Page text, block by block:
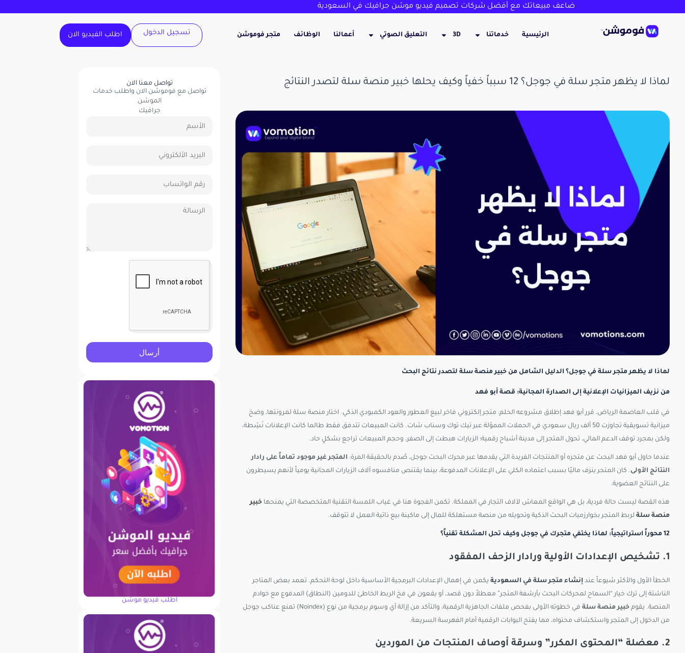
ضاعف مبيعاتك مع أفضل شركات تصميم فيديو موشن جرافيك في السعودية
الرئيسية خدماتنا 3D التعليق الصوتي أعمالنا الوظائف متجر فوموشن تسجيل الدخول اطلب الفيديو الان
لماذا لا يظهر متجر سلة في جوجل؟ 12 سبباً خفياً وكيف يحلها خبير منصة سلة لتصدر النتائج
لماذا لا يظهر متجر سلة في جوجل؟ الدليل الشامل من خبير منصة سلة لتصدر نتائج البحث
من نزيف الميزانيات الإعلانية إلى الصدارة المجانية: قصة أبو فهد
في قلب العاصمة الرياض، قرر أبو فهد إطلاق مشروعه الحلم: متجر إلكتروني فاخر لبيع العطور والعود الكمبودي الذكي. اختار منصة سلة لمرونتها، وضخ
ميزانية تسويقية تجاوزت 50 ألف ريال سعودي في الحملات المموّلة عبر تيك توك وسناب شات. كانت المبيعات تتدفق فقط طالما كانت الإعلانات نَشِطة،
ولكن بمجرد توقف الدعم المالي، تحول المتجر إلى مدينة أشباح رقمية؛ الزيارات هبطت إلى الصفر، وحجم المبيعات تراجع بشكلٍ حاد.
عندما حاول أبو فهد البحث عن متجره أو المنتجات الفريدة التي يقدمها عبر محرك البحث جوجل، صُدم بالحقيقة المرة: المتجر غير موجود تماماً على رادار
النتائج الأولى. كان المتجر ينزف ماليًا بسبب اعتماده الكلي على الإعلانات المدفوعة، بينما يقتنص منافسوه آلاف الزيارات المجانية يومياً لأنهم يسيطرون
على النتائج العضوية.
هذه القصة ليست حالة فردية، بل هي الواقع المعاش لآلاف التجار في المملكة. تكمن الفجوة هنا في غياب اللمسة التقنية المتخصصة التي يمنحها خبير
منصة سلة لربط المتجر بخوارزميات البحث الذكية وتحويله من منصة مستهلكة للمال إلى ماكينة بيع ذاتية العمل لا تتوقف.
12 محوراً استراتيجياً: لماذا يختفي متجرك في جوجل وكيف تحل المشكلة تقنياً؟
1. تشخيص الإعدادات الأولية ورادار الزحف المفقود
الخطأ الأول والأكثر شيوعاً عند إنشاء متجر سلة في السعودية يكمن في إهمال الإعدادات البرمجية الأساسية داخل لوحة التحكم. تعمد بعض المتاجر
الناشئة إلى ترك خيار “السماح لمحركات البحث بأرشفة المتجر” معطلاً دون قصد، أو يقعون في فخ الربط الخاطئ للدومين (النطاق) المدفوع مع خوادم
المنصة. يقوم خبير منصة سلة
في خطوته الأولى بفحص ملفات الجاهزية الرقمية، والتأكد من إزالة أي وسوم برمجية من نوع (Noindex) تمنع عناكب جوجل
من الدخول إلى المتجر واستكشاف محتواه، مما يفتح البوابات الرقمية أمام الفهرسة السريعة.
2. معضلة “المحتوى المكرر” وسرقة أوصاف المنتجات من الموردين
تواصل معنا الان
تواصل مع فوموشن الان واطلب خدمات
الموشن
جرافيك
أرسال
اطلب فيديو موشن